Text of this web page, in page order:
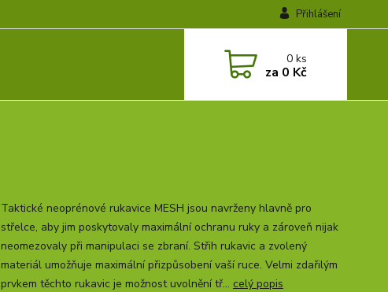
Přihlášení
0ks
za 0 Kč
Taktické neoprénové rukavice MESH jsou navrženy hlavně pro
střelce, aby jim poskytovaly maximální ochranu ruky a zároveň nijak
neomezovaly při manipulaci se zbraní. Střih rukavic a zvolený
materiál umožňuje maximální přizpůsobení vaší ruce. Velmi zdařilým
prvkem těchto rukavic je možnost uvolnění tř... celý popis